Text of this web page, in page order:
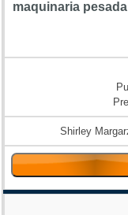
maquinaria
Shirley